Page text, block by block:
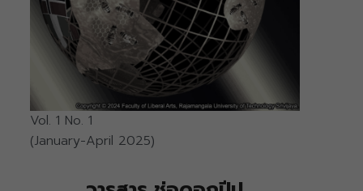
Vol. 1 No. 1
(January-April 2025)